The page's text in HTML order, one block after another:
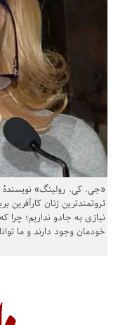
«جی. کی. رولینگ» نویسندهٔ
ثروتمندترین زنان کارآفرین
نیازی به جادو نداریم؛ چرا
خودمان وجود دارند و ما